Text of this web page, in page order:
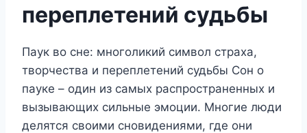
переплетений судьбы
Паук во сне: многоликий символ страха,
творчества и переплетений судьбы Сон о
пауке – один из самых распространенных и
вызывающих сильные эмоции. Многие люди
делятся своими сновидениями, где они